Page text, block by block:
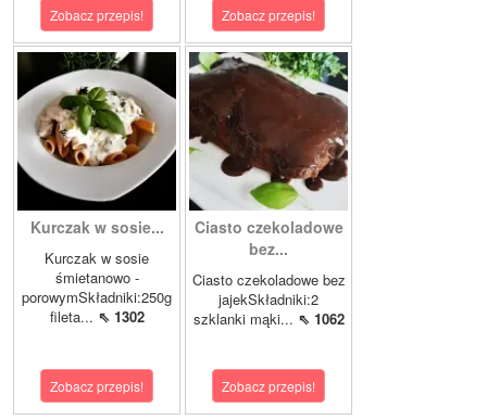
Zobacz przepis! Zobacz przepis!
Kurczak w sosie...
Kurczak w sosie
śmietanowo -
porowymSkładniki:250g
fileta... ⇖ 1302
Zobacz przepis!
Ciasto czekoladowe
bez...
Ciasto czekoladowe bez
jajekSkładniki:2
szklanki mąki... ⇖ 1062
Zobacz przepis!